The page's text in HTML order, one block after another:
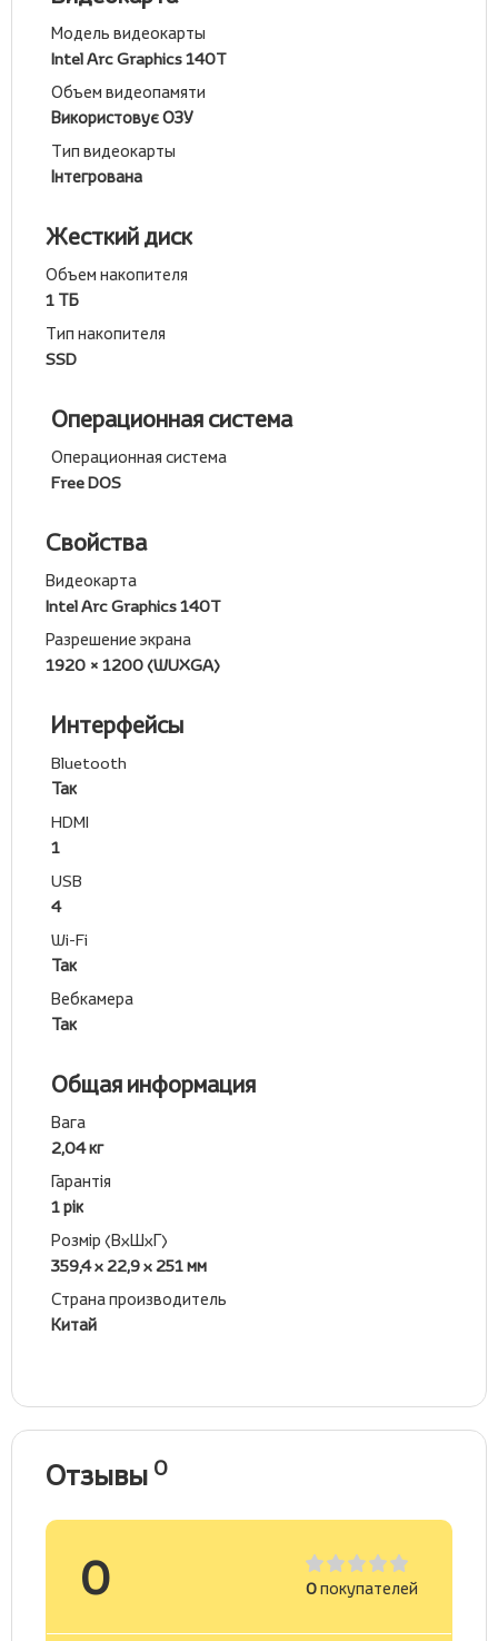
Модель видеокарты
Intel Arc Graphics 140T
Объем видеопамяти
Використовує ОЗУ
Тип видеокарты
Інтегрована
Жесткий диск
Объем накопителя
1 ТБ
Тип накопителя
SSD
Операционная система
Операционная система
Free DOS
Свойства
Видеокарта
Intel Arc Graphics 140T
Разрешение экрана
1920 × 1200 (WUXGA)
Интерфейсы
Bluetooth
Так
HDMI
1
USB
4
Wi-Fi
Так
Вебкамера
Так
Общая информация
Вага
2,04 кг
Гарантія
1 рік
Розмір (ВхШхГ)
359,4 x 22,9 x 251 мм
Страна производитель
Китай
Отзывы 0
0 0покупателей